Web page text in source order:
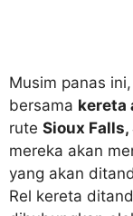
Musim panas
bersama kereta
rute Sioux Falls,
mereka akan
yang akan
Rel kereta